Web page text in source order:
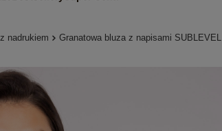
nadrukiem Granatowa bluza z napisami SUBLEVEL